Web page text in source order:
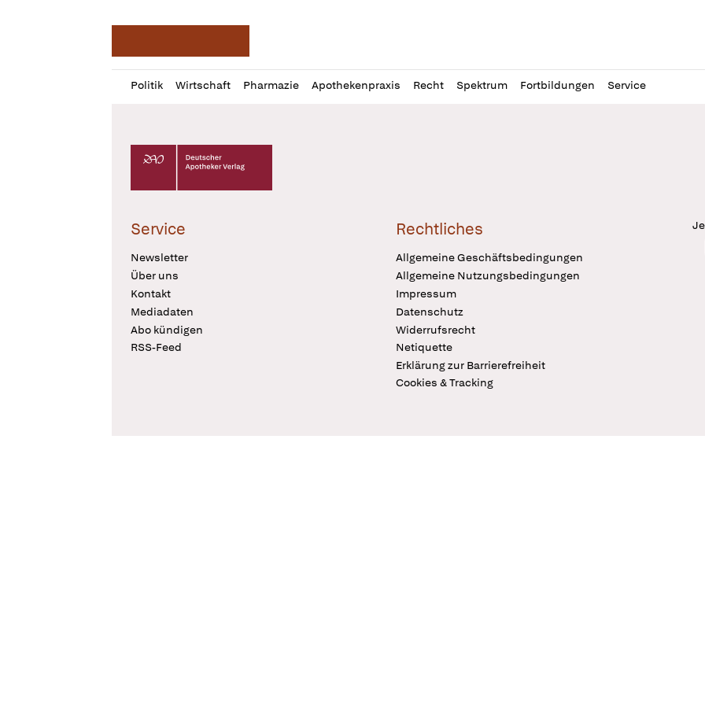
Politik Wirtschaft Pharmazie Apothekenpraxis Recht Spektrum Fortbildungen Service
Profil
öffnen
Daz
Pur
Deutscher Apotheker Verlag Logo
Service
Newsletter
Über uns
Kontakt
Mediadaten
Abo kündigen
RSS-Feed
Rechtliches
Allgemeine Geschäftsbedingungen
Allgemeine Nutzungsbedingungen
Impressum
Datenschutz
Widerrufsrecht
Netiquette
Erklärung zur Barrierefreiheit
Cookies & Tracking